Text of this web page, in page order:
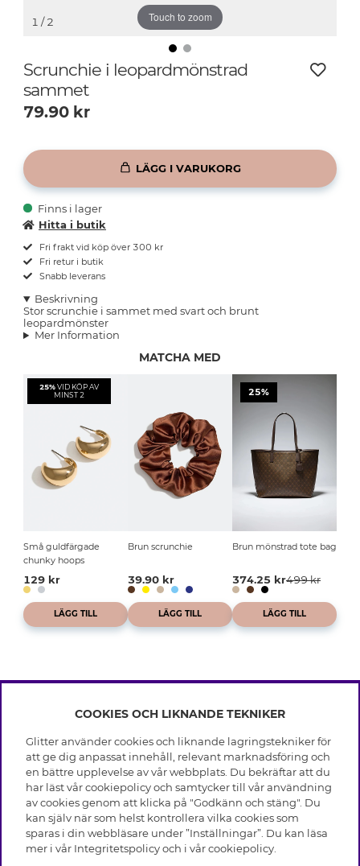
Touch to zoom
1 / 2
Scrunchie i leopardmönstrad
sammet
79.90 kr
LÄGG I VARUKORG
Finns i lager
Hitta i butik
Fri frakt vid köp över 300 kr
Fri retur i butik
Snabb leverans
Beskrivning
Stor scrunchie i sammet med svart och brunt
leopardmönster
Mer Information
MATCHA MED
25% VID KÖP AV
MINST 2
Små guldfärgade
chunky hoops
129 kr
LÄGG TILL
Brun scrunchie
39.90 kr
LÄGG TILL
25%
Brun mönstrad tote bag
374.25 kr499 kr
LÄGG TILL
INFO
Leverans
Villkor
Integritetspolicy
Cookies
Medlemsvillkor
Jobba hos Glitter
Återkallelse
OM GLITTER
Black Friday
Våra butiker
Varumärken
Företagshistoria
HJÄLP
Vanliga frågor
Kundservice
COOKIES OCH LIKNANDE TEKNIKER
Glitter använder cookies och liknande lagringstekniker för
att ge dig anpassat innehåll, relevant marknadsföring och
en bättre upplevelse av vår webbplats. Du bekräftar att du
har läst vår cookiepolicy och samtycker till vår användning
av cookies genom att klicka på "Godkänn och stäng". Du
kan själv när som helst kontrollera vilka cookies som
sparas i din webbläsare under ”Inställningar”. Du kan läsa
mer i vår Integritetspolicyoch i vårcookiepolicy